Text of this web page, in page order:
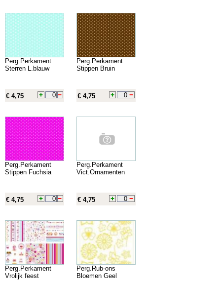
Perg.Perkament
Sterren L.blauw
€ 4,75
Perg.Perkament
Stippen Bruin
€ 4,75
Perg.Perkament
Stippen Fuchsia
€ 4,75
Perg.Perkament
Vict.Ornamenten
€ 4,75
Perg.Perkament
Vrolijk feest
Perg.Rub-ons
Bloemen Geel